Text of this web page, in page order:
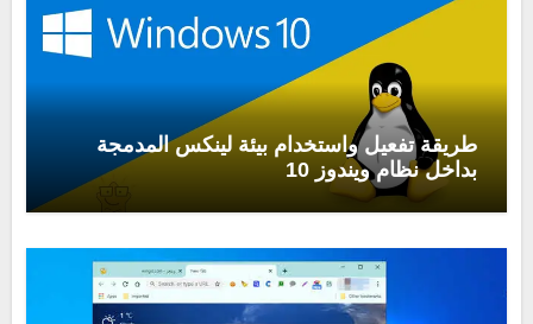
طريقة تفعيل واستخدام بيئة لينكس المدمجة
بداخل نظام ويندوز 10